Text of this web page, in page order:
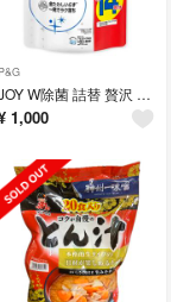
JOY W除菌 詰替 贅沢 微香 1810mL 14回分
1,000